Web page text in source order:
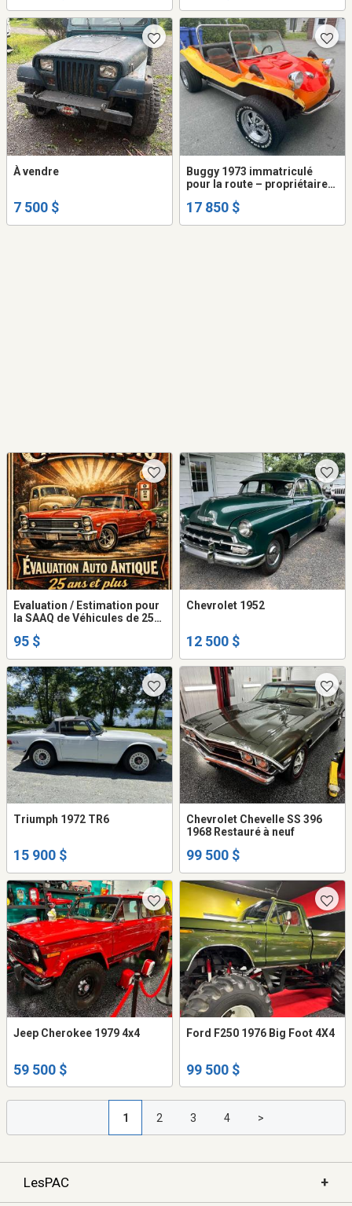
À vendre
7 500 $
Buggy 1973 immatriculé
pour la route – propriétaire
17 850 $
Evaluation / Estimation pour
la SAAQ de Véhicules de 25
95 $
Chevrolet 1952
12 500 $
Triumph 1972 TR6
15 900 $
Chevrolet Chevelle SS 396
1968 Restauré à neuf
99 500 $
Jeep Cherokee 1979 4x4
59 500 $
Ford F250 1976 Big Foot 4X4
99 500 $
1 2 3 4 >
LesPAC +